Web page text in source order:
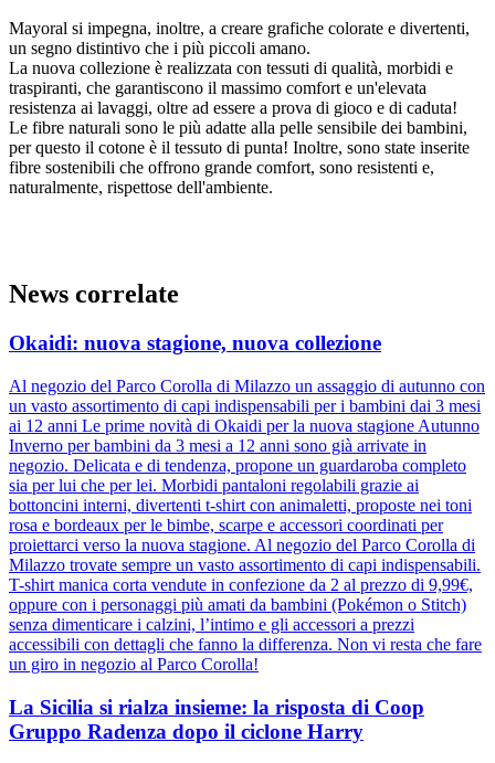
Mayoral si impegna, inoltre, a creare grafiche colorate e divertenti,
un segno distintivo che i più piccoli amano.
La nuova collezione è realizzata con tessuti di qualità, morbidi e
traspiranti, che garantiscono il massimo comfort e un'elevata
resistenza ai lavaggi, oltre ad essere a prova di gioco e di caduta!
Le fibre naturali sono le più adatte alla pelle sensibile dei bambini,
per questo il cotone è il tessuto di punta! Inoltre, sono state inserite
fibre sostenibili che offrono grande comfort, sono resistenti e,
naturalmente, rispettose dell'ambiente.
News correlate
Okaidi: nuova stagione, nuova collezione
Al negozio del Parco Corolla di Milazzo un assaggio di autunno con
un vasto assortimento di capi indispensabili per i bambini dai 3 mesi
ai 12 anni Le prime novità di Okaidi per la nuova stagione Autunno
Inverno per bambini da 3 mesi a 12 anni sono già arrivate in
negozio. Delicata e di tendenza, propone un guardaroba completo
sia per lui che per lei. Morbidi pantaloni regolabili grazie ai
bottoncini interni, divertenti t-shirt con animaletti, proposte nei toni
rosa e bordeaux per le bimbe, scarpe e accessori coordinati per
proiettarci verso la nuova stagione. Al negozio del Parco Corolla di
Milazzo trovate sempre un vasto assortimento di capi indispensabili.
T-shirt manica corta vendute in confezione da 2 al prezzo di 9,99€,
oppure con i personaggi più amati da bambini (Pokémon o Stitch)
senza dimenticare i calzini, l’intimo e gli accessori a prezzi
accessibili con dettagli che fanno la differenza. Non vi resta che fare
un giro in negozio al Parco Corolla!
La Sicilia si rialza insieme: la risposta di Coop
Gruppo Radenza dopo il ciclone Harry